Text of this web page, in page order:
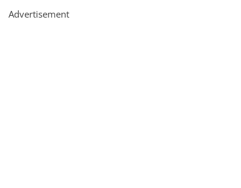
Advertisement